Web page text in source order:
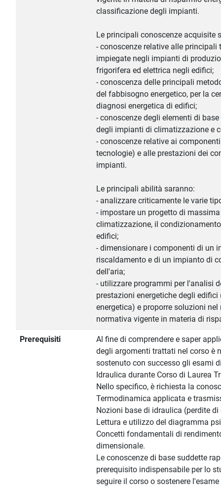
classificazione degli impianti.
Le principali conoscenze acquisite
- conoscenze relative alle principali
impiegate negli impianti di
frigorifera ed elettrica negli edifici;
- conoscenza delle principali
del fabbisogno energetico, per la
diagnosi energetica di edifici;
- conoscenze degli elementi di
degli impianti di climatizzazione e
- conoscenze relative ai
tecnologie) e alle prestazioni dei
impianti.
Le principali abilità saranno:
- analizzare criticamente le varie
- impostare un progetto di
climatizzazione, il
edifici;
- dimensionare i componenti di un
riscaldamento e di un impianto di
dell'aria;
- utilizzare programmi per l'analisi
prestazioni energetiche degli
energetica) e proporre soluzioni
normativa vigente in materia di
Prerequisiti
Al fine di comprendere e saper
degli argomenti trattati nel corso è
sostenuto con successo gli esami
Idraulica durante Corso di Laurea
Nello specifico, è richiesta la
Termodinamica applicata e
Nozioni base di idraulica (perdite di
Lettura e utilizzo del diagramma
Concetti fondamentali di
dimensionale.
Le conoscenze di base suddette
prerequisito indispensabile per lo
seguire il corso o sostenere